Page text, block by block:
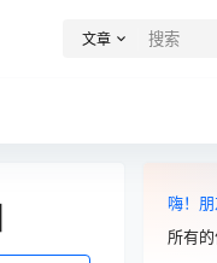
文章
嗨！
所有